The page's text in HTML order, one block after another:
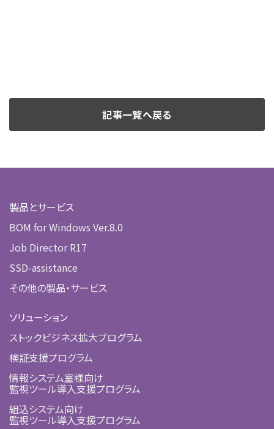
記事一覧へ戻る
製品とサービス
BOM for Windows Ver.8.0
Job Director R17
SSD-assistance
その他の製品・サービス
ソリューション
ストックビジネス拡大プログラム
検証支援プログラム
情報システム室様向け
監視ツール導入支援プログラム
組込システム向け
監視ツール導入支援プログラム